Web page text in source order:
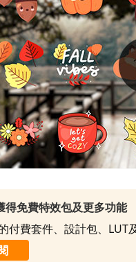
得免費特效包及更多功能
付費套件、設計包、LUT